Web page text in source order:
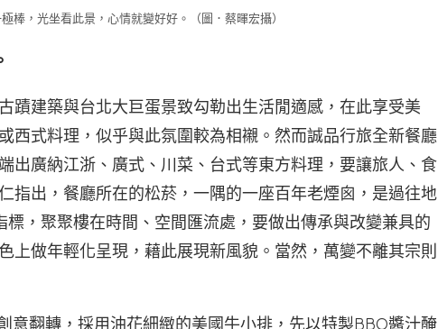
棒，光坐看此景，心情就變好好。（圖．蔡暉宏攝）
蹟建築與台北大巨蛋景致勾勒出生活閒適感，在此享受美
西式料理，似乎與此氛圍較為相襯。然而誠品行旅全新餐廳
出廣納江浙、廣式、川菜、台式等東方料理，要讓旅人、食
指出，餐廳所在的松菸，一隅的一座百年老煙囪，是過往地
，聚聚樓在時間、空間匯流處，要做出傳承與改變兼具的
上做年輕化呈現，藉此展現新風貌。當然，萬變不離其宗則